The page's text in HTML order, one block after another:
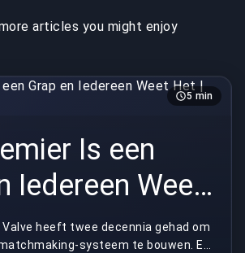
articles you might enjoy
5 min
Is een
Iedereen Weet
heeft twee decennia gehad om
systeem te bouwen. En